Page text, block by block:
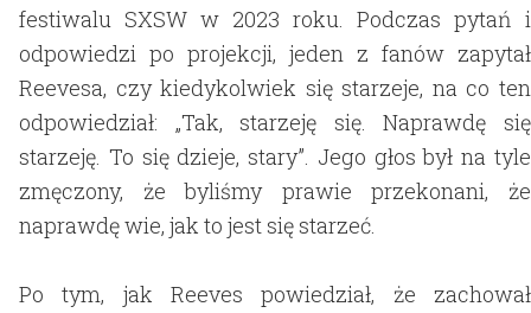
festiwalu SXSW w 2023 roku. Podczas pytań i
odpowiedzi po projekcji, jeden z fanów zapytał
Reevesa, czy kiedykolwiek się starzeje, na co ten
odpowiedział: „Tak, starzeję się. Naprawdę się
starzeję. To się dzieje, stary”. Jego głos był na tyle
zmęczony, że byliśmy prawie przekonani, że
naprawdę wie, jak to jest się starzeć.
Po tym, jak Reeves powiedział, że zachował